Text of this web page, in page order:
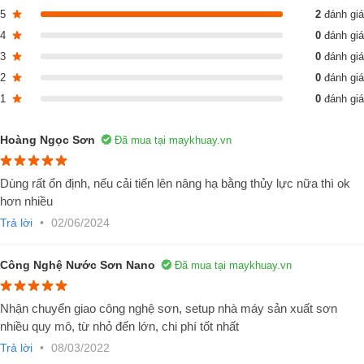
5 2 đánh giá
4
0 đánh giá
3
0 đánh giá
2
0 đánh giá
1
0 đánh giá
Hoàng Ngọc Sơn Đã mua tại maykhuay.vn
Dùng rất ổn định, nếu cải tiến lên nâng hạ bằng thủy lực nữa thì ok
hơn nhiều
Trả lời • 02/06/2024
Công Nghệ Nước Sơn Nano Đã mua tại maykhuay.vn
Nhận chuyển giao công nghệ sơn, setup nhà máy sản xuất sơn
nhiều quy mô, từ nhỏ đến lớn, chi phí tốt nhất
Trả lời • 08/03/2022